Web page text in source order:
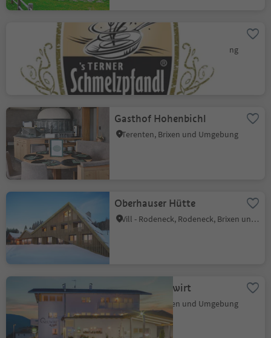
Naturhotel Edelweiss
Terenten, Brixen und Umgebung
Gasthof Hohenbichl
Terenten, Brixen und Umgebung
Oberhauser Hütte
Vill - Rodeneck, Rodeneck, Brixen und Umgebung
Gasthof Neuwirt
Terenten, Brixen und Umgebung